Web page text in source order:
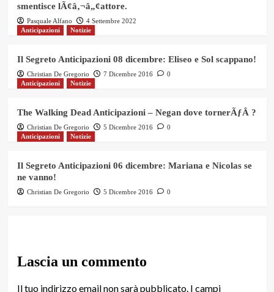
smentisce lÃ¢â‚¬â„¢attore.
Pasquale Alfano
4 Settembre 2022
Anticipazioni
Notizie
Il Segreto Anticipazioni 08 dicembre: Eliseo e Sol scappano!
Christian De Gregorio 7 Dicembre 2016
0
Anticipazioni
Notizie
The Walking Dead Anticipazioni – Negan dove tornerÃƒÂ ?
Christian De Gregorio 5 Dicembre 2016
0
Anticipazioni
Notizie
Il Segreto Anticipazioni 06 dicembre: Mariana e Nicolas se
ne vanno!
Christian De Gregorio 5 Dicembre 2016 0
Lascia un commento
Il tuo indirizzo email non sarà pubblicato. I campi